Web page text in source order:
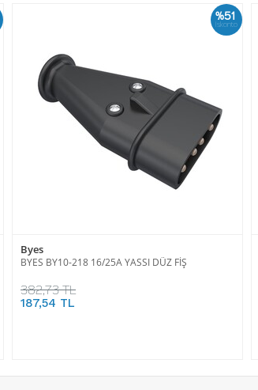
%51
İskonto
Byes
BYES BY10-218 16/25A YASSI DÜZ FİŞ
382,73 TL
187,54 TL